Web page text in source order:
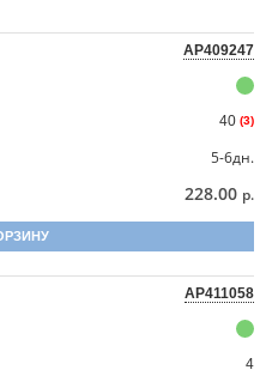
AP409247
40 (3)
5-6дн.
228.00 р.
AP411058
4